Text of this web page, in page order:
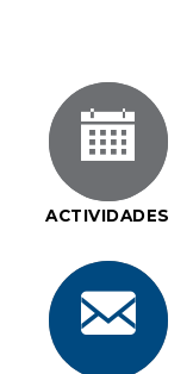
ACTIVIDADES